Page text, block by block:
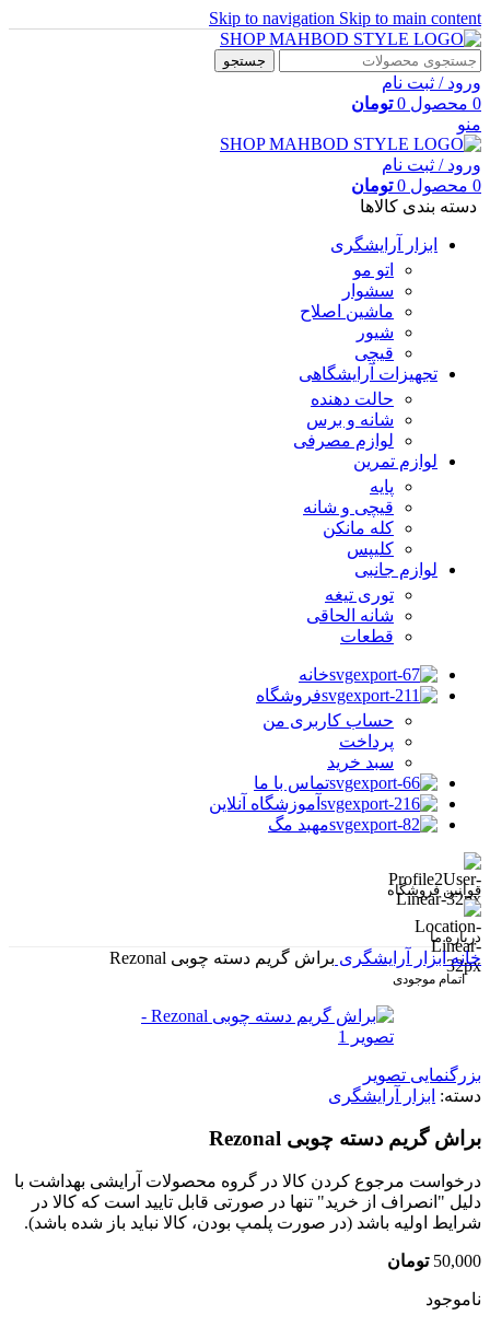
Skip to navigation Skip to main content
جستجو
ورود / ثبت نام
0 محصول 0 تومان
منو
ورود / ثبت نام
0 محصول 0 تومان
دسته بندی کالاها
ابزار آرایشگری
اتو مو
سشوار
ماشین اصلاح
شیور
قیچی
تجهیزات آرایشگاهی
حالت دهنده
شانه و برس
لوازم مصرفی
لوازم تمرین
پایه
قیچی و شانه
کله مانکن
کلیپس
لوازم جانبی
توری تیغه
شانه الحاقی
قطعات
خانه
فروشگاه
حساب کاربری من
پرداخت
سبد خرید
تماس با ما
آموزشگاه آنلاین
مهبد مگ
قوانین فروشگاه
درباره ما
خانهابزار آرایشگری براش گریم دسته چوبی Rezonal
اتمام موجودی
بزرگنمایی تصویر
دسته: ابزار آرایشگری
براش گریم دسته چوبی Rezonal
درخواست مرجوع کردن کالا در گروه محصولات آرایشی بهداشت با
دلیل "انصراف از خرید" تنها در صورتی قابل تایید است که کالا در
شرایط اولیه باشد (در صورت پلمپ بودن، کالا نباید باز شده باشد).
50,000 تومان
ناموجود